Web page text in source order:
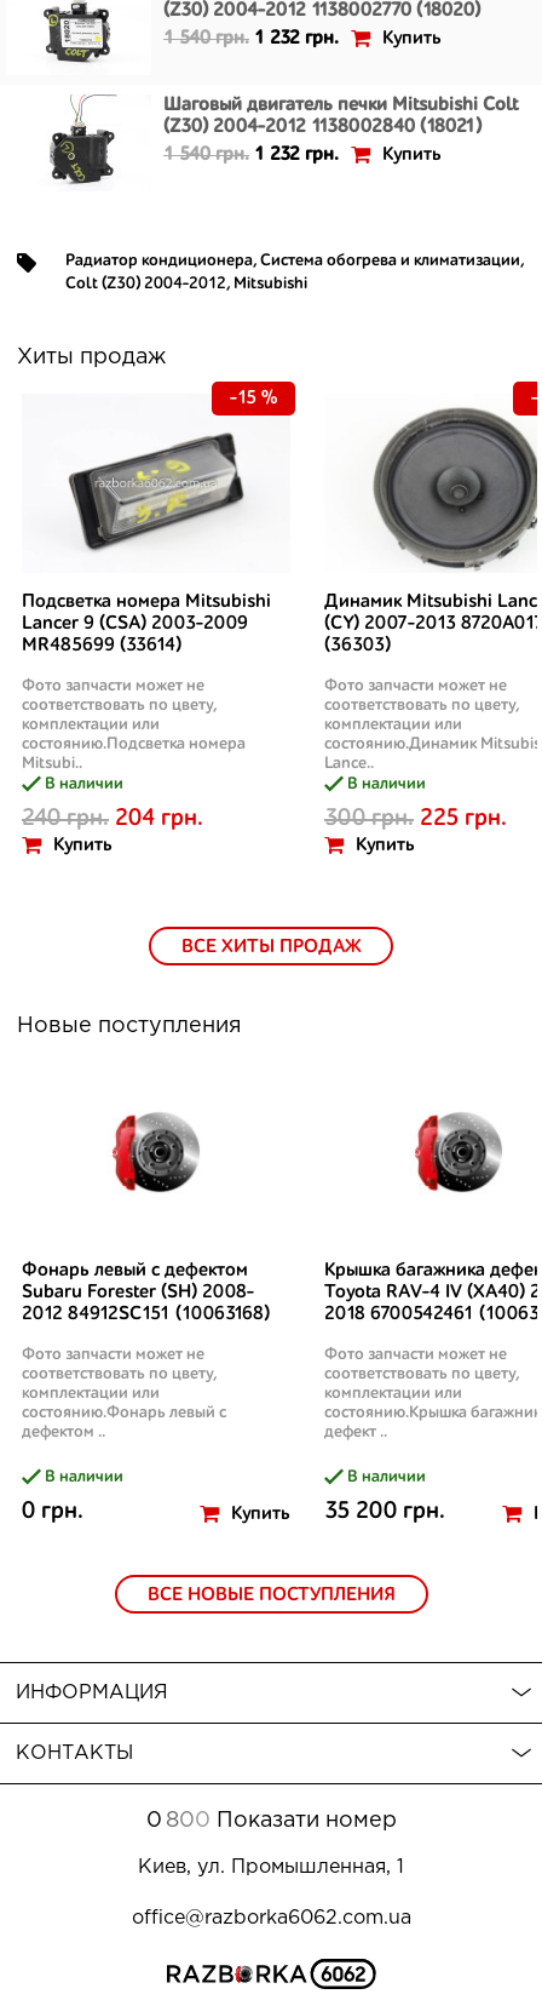
(Z30) 2004-2012 1138002770 (18020)
1 540 грн. 1 232 грн. Купить
Шаговый двигатель печки Mitsubishi Colt
(Z30) 2004-2012 1138002840 (18021)
1 540 грн. 1 232 грн. Купить
Радиатор кондиционера, Система обогрева и климатизации,
Colt (Z30) 2004-2012, Mitsubishi
Хиты продаж
Подсветка номера Mitsubishi
Lancer 9 (CSA) 2003-2009
MR485699 (33614)
Фото запчасти может не
соответствовать по цвету,
комплектации или
состоянию.Подсветка номера
Mitsubi..
В наличии
240 грн. 204 грн.
Купить
-15 %
Динамик Mitsubishi
(CY) 2007-2013
(36303)
Фото запчасти может не
соответствовать по цвету,
комплектации или
состоянию.Динамик
Lance..
В наличии
300 грн. 225 грн.
Купить
-
ВСЕ ХИТЫ ПРОДАЖ
Новые поступления
Фонарь левый с дефектом
Subaru Forester (SH) 2008-
2012 84912SC151 (10063168)
Фото запчасти может не
соответствовать по цвету,
комплектации или
состоянию.Фонарь левый с
дефектом ..
В наличии
0 грн. Купить
Крышка багажника
Toyota RAV-4 IV (XA40)
2018 6700542461
Фото запчасти может не
соответствовать по цвету,
комплектации или
состоянию.Крышка
дефект ..
В наличии
35 200 грн.
ВСЕ НОВЫЕ ПОСТУПЛЕНИЯ
ИНФОРМАЦИЯ
КОНТАКТЫ
0 800 Показати номер
Киев, ул. Промышленная, 1
office@razborka6062.com.ua